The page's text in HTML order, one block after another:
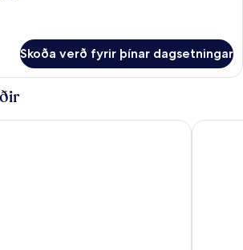
Skoða verð fyrir þínar dagsetningar
by Hyatt Aqua